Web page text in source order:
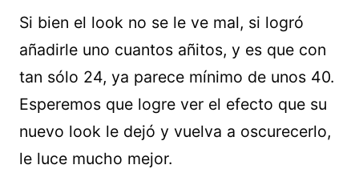
Si bien el look no se le ve mal, si logró
añadirle uno cuantos añitos, y es que con
tan sólo 24, ya parece mínimo de unos 40.
Esperemos que logre ver el efecto que su
nuevo look le dejó y vuelva a oscurecerlo,
le luce mucho mejor.